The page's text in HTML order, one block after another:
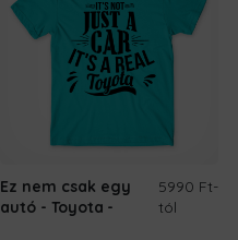
Ez nem csak egy
autó - Toyota
5990 Ft-
tól